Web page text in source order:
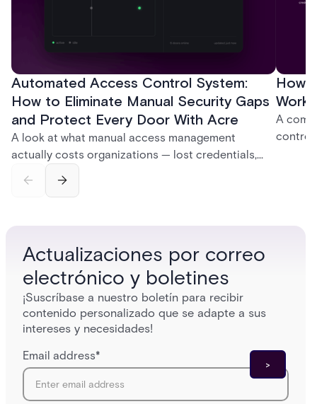
Automated Access Control System:
How to Eliminate Manual Security Gaps
and Protect Every Door With Acre
A look at what manual access management
actually costs organizations — lost credentials,
— and how Acre's automated access control
How
A
control
Actualizaciones por correo
electrónico y boletines
¡Suscríbase a nuestro boletín para recibir
contenido personalizado que se adapte a sus
intereses y necesidades!
Email address*